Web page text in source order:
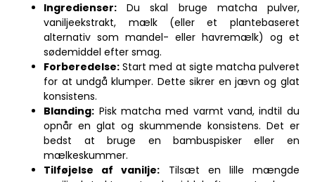
Ingredienser: Du skal bruge matcha pulver,
vaniljeekstrakt, mælk (eller et plantebaseret
alternativ som mandel- eller havremælk) og et
sødemiddel efter smag.
Forberedelse: Start med at sigte matcha pulveret
for at undgå klumper. Dette sikrer en jævn og glat
konsistens.
Blanding: Pisk matcha med varmt vand, indtil du
opnår en glat og skummende konsistens. Det er
bedst at bruge en bambuspisker eller en
mælkeskummer.
Tilføjelse af vanilje: Tilsæt en lille mængde